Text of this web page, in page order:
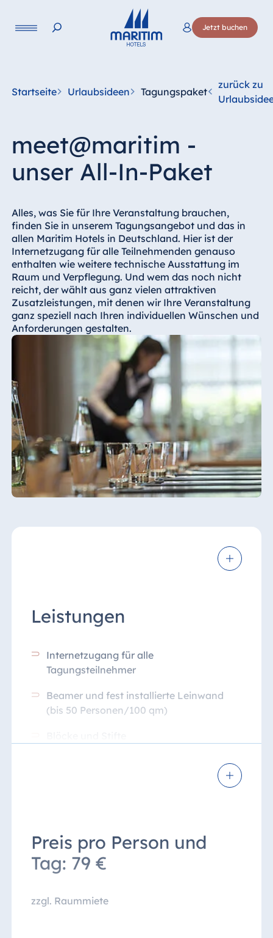
Jetzt buchen
Startseite Urlaubsideen Tagungspaket
zurück zu
meet@maritim -
unser All-In-Paket
Alles, was Sie für Ihre Veranstaltung brauchen,
finden Sie in unserem Tagungsangebot und das in
allen Maritim Hotels in Deutschland. Hier ist der
Internetzugang für alle Teilnehmenden genauso
enthalten wie weitere technische Ausstattung im
Raum und Verpflegung. Und wem das noch nicht
reicht, der wählt aus ganz vielen attraktiven
Zusatzleistungen, mit denen wir Ihre Veranstaltung
ganz speziell nach Ihren individuellen Wünschen und
Anforderungen gestalten.
Leistungen
Internetzugang für alle
Tagungsteilnehmer
Beamer und fest installierte Leinwand
(bis 50 Personen/100 qm)
Mittagessen lt. Küchenchef im
Restaurant inklusive Wasser und
Apfelsaft
* An der Kaffeepausenstation finden Sie eine
Preis pro Person und
Tag: 79 €
zzgl. Raummiete